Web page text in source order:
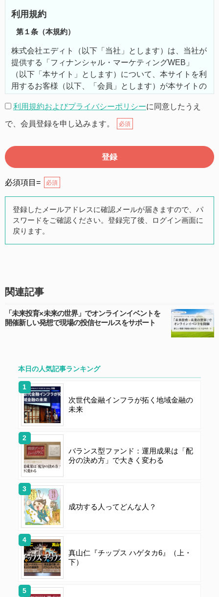
利用規約
第１条（本規約）
株式会社エディト（以下「当社」とします）は、当社が
提供する「フィナンシャル・マーケティングWEB」
（以下「本サイト」とします）について、本サイトを利
用するお客様（以下、「会員」とします）が本サイトの
「本規約」とします）を定めます。
本規約は本サイトが提供するサービスについて規定した
第３条（会員）
本サイトの会員は、公募投資信託もしくは各種の保険商
品の販売に携わる上記項目に該当していることを条件と
もしくは抹消することができます。
第４条（ユーザー名とパスワードの管理）
よびパスワードの第三者への漏洩、利用許諾、貸与、譲
渡、名義変更、売買、その他の担保に供するなどの行為
をしてはならないものとします。ユーザー名およびパス
ワードの使用によって生じた損害の責任は、会員が負う
ものとし、当社は一切の責任を負わないものとします。
第５条（著作権）
本サイトに掲載された情報、写真、その他の著作物は、
当社もしくは著作物の著作者または著作権者に帰属する
ものとします。会員は、当社著作物について複製、転
用、公衆送信、譲渡、翻案および翻訳などの著作権、商
標権などを侵害する行為を行ってはならないものとしま
す。
第６条（サービス内容の停止・変更）
当社は、一定の予告期間をもって本サイトのサービス停
止を行う場合があります。 会員への事前通知、承諾な
利用規約およびプライバシーポリシーに同意したうえ
で、会員登録を申し込みます。 必須
必須項目= 必須
登録したメールアドレスに確認メールが届きますので、パ
スワードをご確認ください。登録完了後、ログイン画面に
戻ります。
関連記事
「未来投育×未来の世界」でオンラインイベントを
開催新しい発想で現場の投信セールスをサポート
本日の人気記事ランキング
次世代金融インフラが拓く地域金融の
未来
バランス型ファンド：運用成果は「配
分の決め方」で大きく変わる
成功する人ってどんな人？
真山仁『チップス ハゲタカ6』（上・
下）